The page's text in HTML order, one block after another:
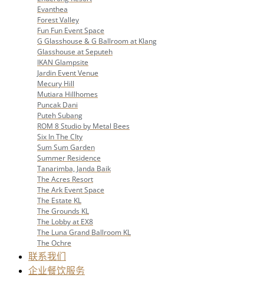
Evanthea
Forest Valley
Fun Fun Event Space
G Glasshouse & G Ballroom at Klang
Glasshouse at Seputeh
IKAN Glampsite
Jardin Event Venue
Mecury Hill
Mutiara Hillhomes
Puncak Dani
Puteh Subang
ROM 8 Studio by Metal Bees
Six In The CIty
Sum Sum Garden
Summer Residence
Tanarimba, Janda Baik
The Acres Resort
The Ark Event Space
The Estate KL
The Grounds KL
The Lobby at EX8
The Luna Grand Ballroom KL
The Ochre
联系我们
企业餐饮服务